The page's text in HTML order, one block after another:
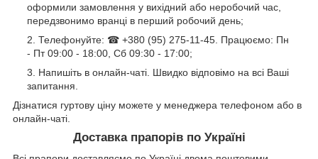
оформили замовлення у вихідний або неробочий час,
передзвонимо вранці в перший робочий день;
Телефонуйте: ☎ +380 (95) 275-11-45. Працюємо: Пн
- Пт 09:00 - 18:00, Сб 09:30 - 17:00;
Напишіть в онлайн-чаті. Швидко відповімо на всі Ваші
запитання.
Дізнатися гуртову ціну можете у менеджера телефоном або в
онлайн-чаті.
Доставка прапорів по Україні